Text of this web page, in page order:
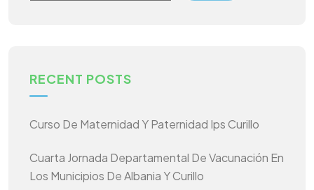
RECENT POSTS
Curso De Maternidad Y Paternidad Ips Curillo
Cuarta Jornada Departamental De Vacunación En
Los Municipios De Albania Y Curillo